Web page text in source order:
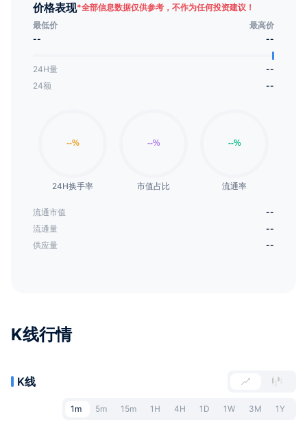
价格表现*全部信息数据仅供参考，不作为任何投资建议！
最低价
最高价
--
--
24H量
--
24额
--
24H换手率 市值占比 流通率
流通市值
--
流通量
--
供应量
--
K线行情
K线
1m 5m 15m 1H 4H 1D 1W 3M 1Y